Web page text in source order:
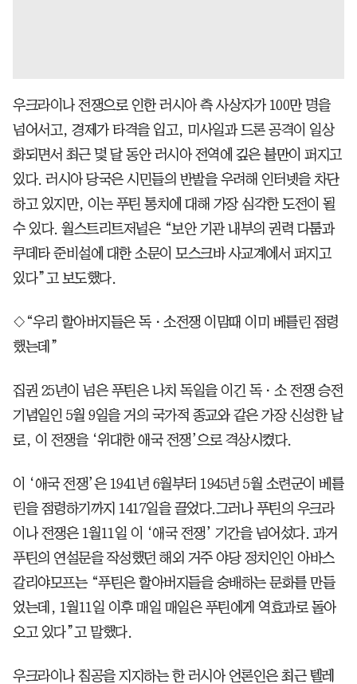
우크라이나 전쟁으로 인한 러시아 측 사상자가 100만 명을
넘어서고, 경제가 타격을 입고, 미사일과 드론 공격이 일상
화되면서 최근 몇 달 동안 러시아 전역에 깊은 불만이 퍼지고
있다. 러시아 당국은 시민들의 반발을 우려해 인터넷을 차단
하고 있지만, 이는 푸틴 통치에 대해 가장 심각한 도전이 될
수 있다. 월스트리트저널은 “보안 기관 내부의 권력 다툼과
쿠데타 준비설에 대한 소문이 모스크바 사교계에서 퍼지고
있다”고 보도했다.
◇“우리 할아버지들은 독ㆍ소전쟁 이맘때 이미 베를린 점령
했는데”
집권 25년이 넘은 푸틴은 나치 독일을 이긴 독ㆍ소 전쟁 승전
기념일인 5월 9일을 거의 국가적 종교와 같은 가장 신성한 날
로, 이 전쟁을 ‘위대한 애국 전쟁’으로 격상시켰다.
이 ‘애국 전쟁’은 1941년 6월부터 1945년 5월 소련군이 베를
린을 점령하기까지 1417일을 끌었다.그러나 푸틴의 우크라
이나 전쟁은 1월11일 이 ‘애국 전쟁’ 기간을 넘어섰다. 과거
푸틴의 연설문을 작성했던 해외 거주 야당 정치인인 아바스
갈리야모프는 “푸틴은 할아버지들을 숭배하는 문화를 만들
었는데, 1월11일 이후 매일 매일은 푸틴에게 역효과로 돌아
오고 있다”고 말했다.
우크라이나 침공을 지지하는 한 러시아 언론인은 최근 텔레